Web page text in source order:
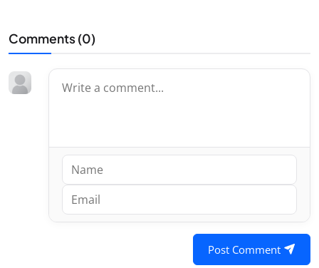
Comments (0)
Post Comment